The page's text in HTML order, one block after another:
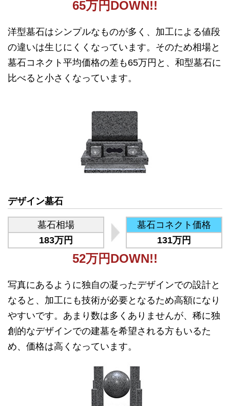
65万円DOWN!!
洋型墓石はシンプルなものが多く、加工による値段
の違いは生じにくくなっています。そのため相場と
墓石コネクト平均価格の差も65万円と、和型墓石に
比べると小さくなっています。
デザイン墓石
墓石相場
183万円
墓石コネクト価格
131万円
52万円DOWN!!
写真にあるように独自の凝ったデザインでの設計と
なると、加工にも技術が必要となるため高額になり
やすいです。あまり数は多くありませんが、稀に独
創的なデザインでの建墓を希望される方もいるた
め、価格は高くなっています。